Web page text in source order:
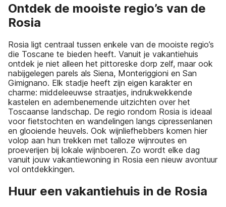
Ontdek de mooiste regio’s van de
Rosia
Rosia ligt centraal tussen enkele van de mooiste regio’s
die Toscane te bieden heeft. Vanuit je vakantiehuis
ontdek je niet alleen het pittoreske dorp zelf, maar ook
nabijgelegen parels als Siena, Monteriggioni en San
Gimignano. Elk stadje heeft zijn eigen karakter en
charme: middeleeuwse straatjes, indrukwekkende
kastelen en adembenemende uitzichten over het
Toscaanse landschap. De regio rondom Rosia is ideaal
voor fietstochten en wandelingen langs cipressenlanen
en glooiende heuvels. Ook wijnliefhebbers komen hier
volop aan hun trekken met talloze wijnroutes en
proeverijen bij lokale wijnboeren. Zo wordt elke dag
vanuit jouw vakantiewoning in Rosia een nieuw avontuur
vol ontdekkingen.
Huur een vakantiehuis in de Rosia